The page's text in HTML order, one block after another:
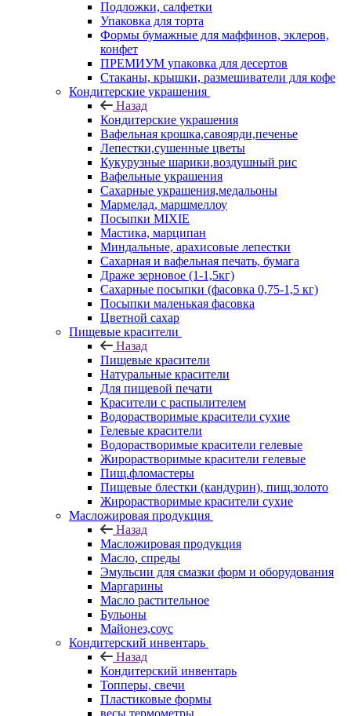
Подложки, салфетки
Упаковка для торта
Формы бумажные для маффинов, эклеров,
конфет
ПРЕМИУМ упаковка для десертов
Стаканы, крышки, размешиватели для кофе
Кондитерские украшения
Назад
Кондитерские украшения
Вафельная крошка,савоярди,печенье
Лепестки,сушенные цветы
Кукурузные шарики,воздушный рис
Вафельные украшения
Сахарные украшения,медальоны
Мармелад, маршмеллоу
Посыпки MIXIE
Мастика, марципан
Миндальные, арахисовые лепестки
Сахарная и вафельная печать, бумага
Драже зерновое (1-1,5кг)
Сахарные посыпки (фасовка 0,75-1,5 кг)
Посыпки маленькая фасовка
Цветной сахар
Пищевые красители
Назад
Пищевые красители
Натуральные красители
Для пищевой печати
Красители с распылителем
Водорастворимые красители сухие
Гелевые красители
Водорастворимые красители гелевые
Жирорастворимые красители гелевые
Пищ.фломастеры
Пищевые блестки (кандурин), пищ.золото
Жирорастворимые красители сухие
Масложировая продукция
Назад
Масложировая продукция
Масло, спреды
Эмульсии для смазки форм и оборудования
Маргарины
Масло растительное
Бульоны
Майонез,соус
Кондитерский инвентарь
Назад
Кондитерский инвентарь
Топперы, свечи
Пластиковые формы
весы,термометры